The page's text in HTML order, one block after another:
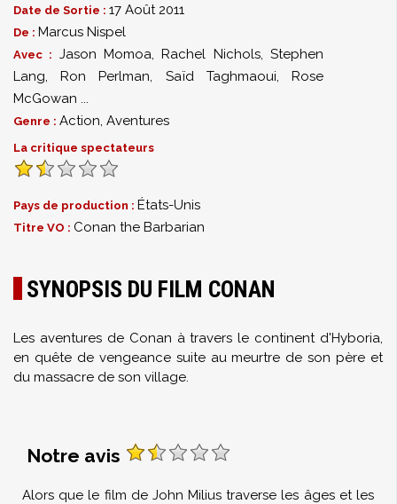
Date de Sortie : 17 Août 2011
De : Marcus Nispel
Avec : Jason Momoa,Rachel Nichols,Stephen
Lang,Ron Perlman, Saïd Taghmaoui,Rose
McGowan ...
Genre : Action, Aventures
La critique spectateurs
Pays de production : États-Unis
Titre VO : Conan the Barbarian
SYNOPSIS DU FILM CONAN
Les aventures de Conan à travers le continent d'Hyboria,
en quête de vengeance suite au meurtre de son père et
du massacre de son village.
Notre avis
Alors que le film de John Milius traverse les âges et les